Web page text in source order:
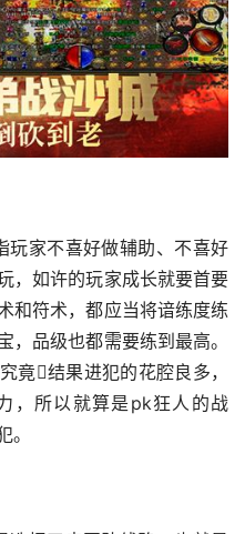
，如许的玩家成长就要首要
和符术，都应当将谙练度练
，品级也都需要练到最高。
竟结果进犯的花腔良多，
，所以就算是pk狂人的战